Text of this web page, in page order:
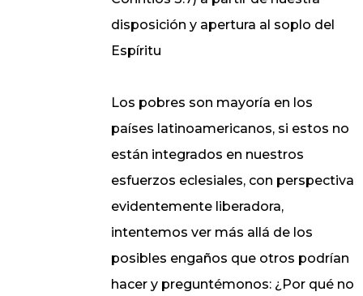
disposición y apertura al soplo del
Espíritu
Los pobres son mayoría en los
países latinoamericanos, si estos no
están integrados en nuestros
esfuerzos eclesiales, con perspectiva
evidentemente liberadora,
intentemos ver más allá de los
posibles engaños que otros podrían
hacer y preguntémonos: ¿Por qué no